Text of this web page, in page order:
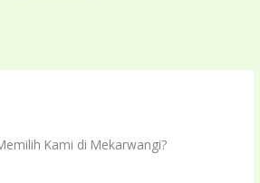
Kami di Mekarwangi?